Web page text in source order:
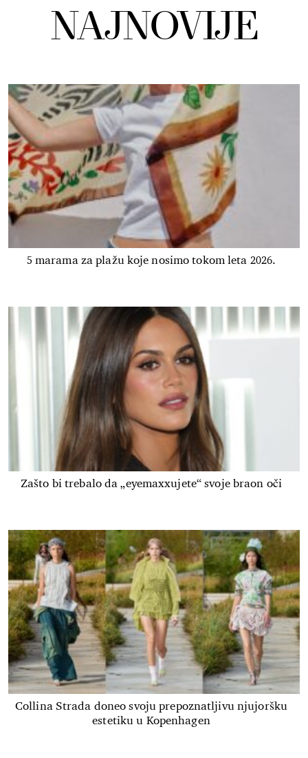
NAJNOVIJE
5 marama za plažu koje nosimo tokom leta 2026.
Zašto bi trebalo da „eyemaxxujete“ svoje braon oči
Collina Strada doneo svoju prepoznatljivu njujoršku
estetiku u Kopenhagen